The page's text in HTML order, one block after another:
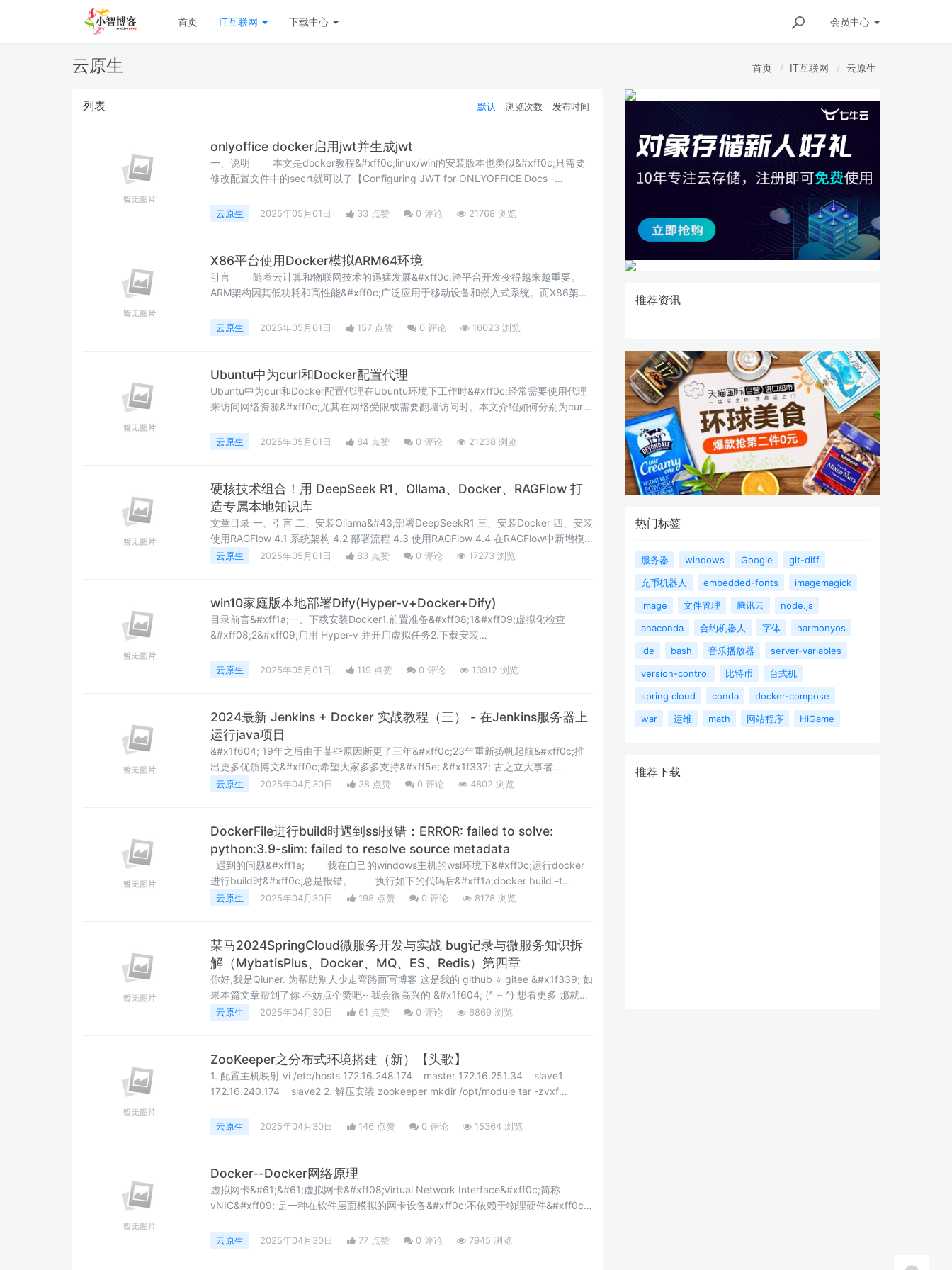
首页 IT互联网 下载中心 会员中心
云原生 首页 IT互联网 云原生
列表 默认 浏览次数 发布时间
onlyoffice docker启用jwt并生成jwt
一、说明 本文是docker教程&#xff0c;linux/win的安装版本也类似&#xff0c;只需要
修改配置文件中的secrt就可以了【Configuring JWT for ONLYOFFICE Docs -
数-e JWT_ENABLED&#61;false就可以了&
云原生 2025年05月01日 33 点赞 0 评论 21768 浏览
X86平台使用Docker模拟ARM64环境
引言 随着云计算和物联网技术的迅猛发展&#xff0c;跨平台开发变得越来越重要。
ARM架构因其低功耗和高性能&#xff0c;广泛应用于移动设备和嵌入式系统。而X86架构
&#xff0c;许多开发者希望能够在X86平台上模拟ARM64环境。本博客将详细介绍如何通
过Docker在X86平台上实现ARM64环境的模拟&#
云原生 2025年05月01日 157 点赞 0 评论 16023 浏览
Ubuntu中为curl和Docker配置代理
Ubuntu中为curl和Docker配置代理在Ubuntu环境下工作时&#xff0c;经常需要使用代理
来访问网络资源&#xff0c;尤其在网络受限或需要翻墙访问时。本文介绍如何分别为curl
临时设置代理&#xff08;仅当前命令有效&#xff09;直接使用--proxy参数&#x
云原生 2025年05月01日 84 点赞 0 评论 21238 浏览
硬核技术组合！用 DeepSeek R1、Ollama、Docker、RAGFlow 打
造专属本地知识库
文章目录 一、引言 二、安装Ollama&#43;部署DeepSeekR1 三、安装Docker 四、安装
使用RAGFlow 4.1 系统架构 4.2 部署流程 4.3 使用RAGFlow 4.4 在RAGFlow中新增模
型 4.5 创建知识库 4.6 创建私人助理使用RGA 一、引言本地部署DeepSeek R1 &#43;
云原生 2025年05月01日 83 点赞 0 评论 17273 浏览
win10家庭版本地部署Dify(Hyper-v+Docker+Dify)
目录前言&#xff1a;一、下载安装Docker1.前置准备&#xff08;1&#xff09;虚拟化检查
&#xff08;2&#xff09;启用 Hyper-v 并开启虚拟任务2.下载安装
&#xff08;3&#xff09;cmd窗口输入安装命令&#xff08;4&#xff
云原生 2025年05月01日 119 点赞 0 评论 13912 浏览
2024最新 Jenkins + Docker 实战教程（三） - 在Jenkins服务器上
运行java项目
&#x1f604; 19年之后由于某些原因断更了三年&#xff0c;23年重新扬帆起航&#xff0c;推
出更多优质博文&#xff0c;希望大家多多支持&#xff5e; &#x1f337; 古之立大事者
&#xff0c;不惟有超世之才&#xff0c;亦必有坚忍不拔之志 &#x1f390; 个人CSND主页——
云原生 2025年04月30日 38 点赞 0 评论 4802 浏览
DockerFile进行build时遇到ssl报错：ERROR: failed to solve:
python:3.9-slim: failed to resolve source metadata
遇到的问题&#xff1a; 我在自己的windows主机的wsl环境下&#xff0c;运行docker
进行build时&#xff0c;总是报错。 执行如下的代码后&#xff1a;docker build -t
janus-pro-app . 报错如下:ERROR: failed to solve: python:3.9-slim: failed to
云原生 2025年04月30日 198 点赞 0 评论 8178 浏览
某马2024SpringCloud微服务开发与实战 bug记录与微服务知识拆
解（MybatisPlus、Docker、MQ、ES、Redis）第四章
你好,我是Qiuner. 为帮助别人少走弯路而写博客 这是我的 github ⭐️ gitee &#x1f339; 如
果本篇文章帮到了你 不妨点个赞吧~ 我会很高兴的 &#x1f604; (^ ~ ^) 想看更多 那就点
个关注吧 我会尽力带来有趣的内容 &#x1f60e;
云原生 2025年04月30日 61 点赞 0 评论 6869 浏览
ZooKeeper之分布式环境搭建（新）【头歌】
1. 配置主机映射 vi /etc/hosts 172.16.248.174 master 172.16.251.34 slave1
172.16.240.174 slave2 2. 解压安装 zookeeper mkdir /opt/module tar -zvxf
云原生 2025年04月30日 146 点赞 0 评论 15364 浏览
Docker--Docker网络原理
虚拟网卡&#61;&#61;虚拟网卡&#xff08;Virtual Network Interface&#xff0c;简称
vNIC&#xff09; 是一种在软件层面模拟的网卡设备&#xff0c;不依赖于物理硬件&#xff0c;
境中模拟物理网卡的行为&#xff0c;用于连接虚拟网络或与物理网络交互。 核心特点1.
云原生 2025年04月30日 77 点赞 0 评论 7945 浏览
推荐资讯
热门标签
服务器 windows Google
git-diff
充币机器人
embedded-fonts
imagemagick
image
文件管理 腾讯云
node.js
anaconda
合约机器人 字体
harmonyos
ide
bash 音乐播放器
server-variables
version-control
比特币
台式机
spring cloud
conda
docker-compose
war
运维 math 网站程序 HiGame
推荐下载